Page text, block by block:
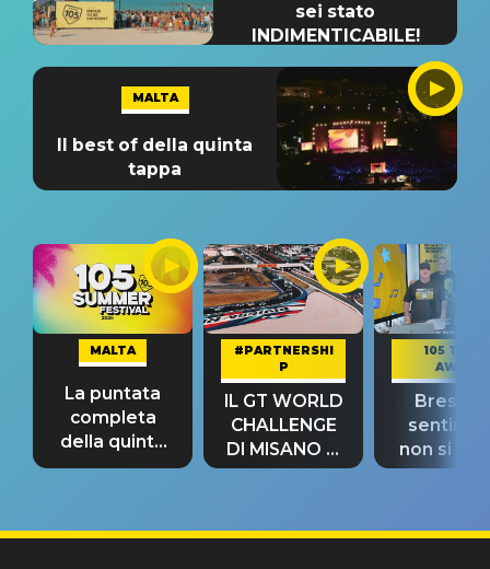
sei stato
INDIMENTICABILE!
MALTA
Il best of della quinta
tappa
MALTA
La puntata
completa
della quinta
tappa
#PARTNERSHI
P
IL GT WORLD
CHALLENGE
DI MISANO si
riconferma
105 TAKE
AWAY
Bresh:
non si
fino alla